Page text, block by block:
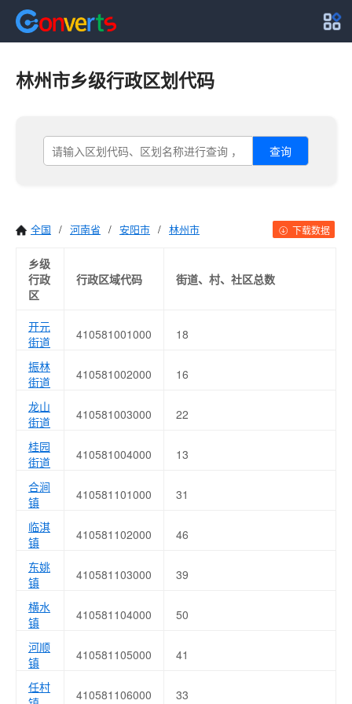
林州市乡级行政区划代码
查询
全国 / 河南省 / 安阳市 / 林州市 下载数据
乡级
行政
区
行政区域代码 街道、村、社区总数
开元
街道
410581001000 18
振林
街道
410581002000 16
龙山
街道
410581003000 22
桂园
街道
410581004000 13
合涧
镇
410581101000 31
临淇
镇
410581102000 46
东姚
镇
410581103000 39
横水
镇
410581104000 50
河顺
镇
410581105000 41
任村
410581106000 33